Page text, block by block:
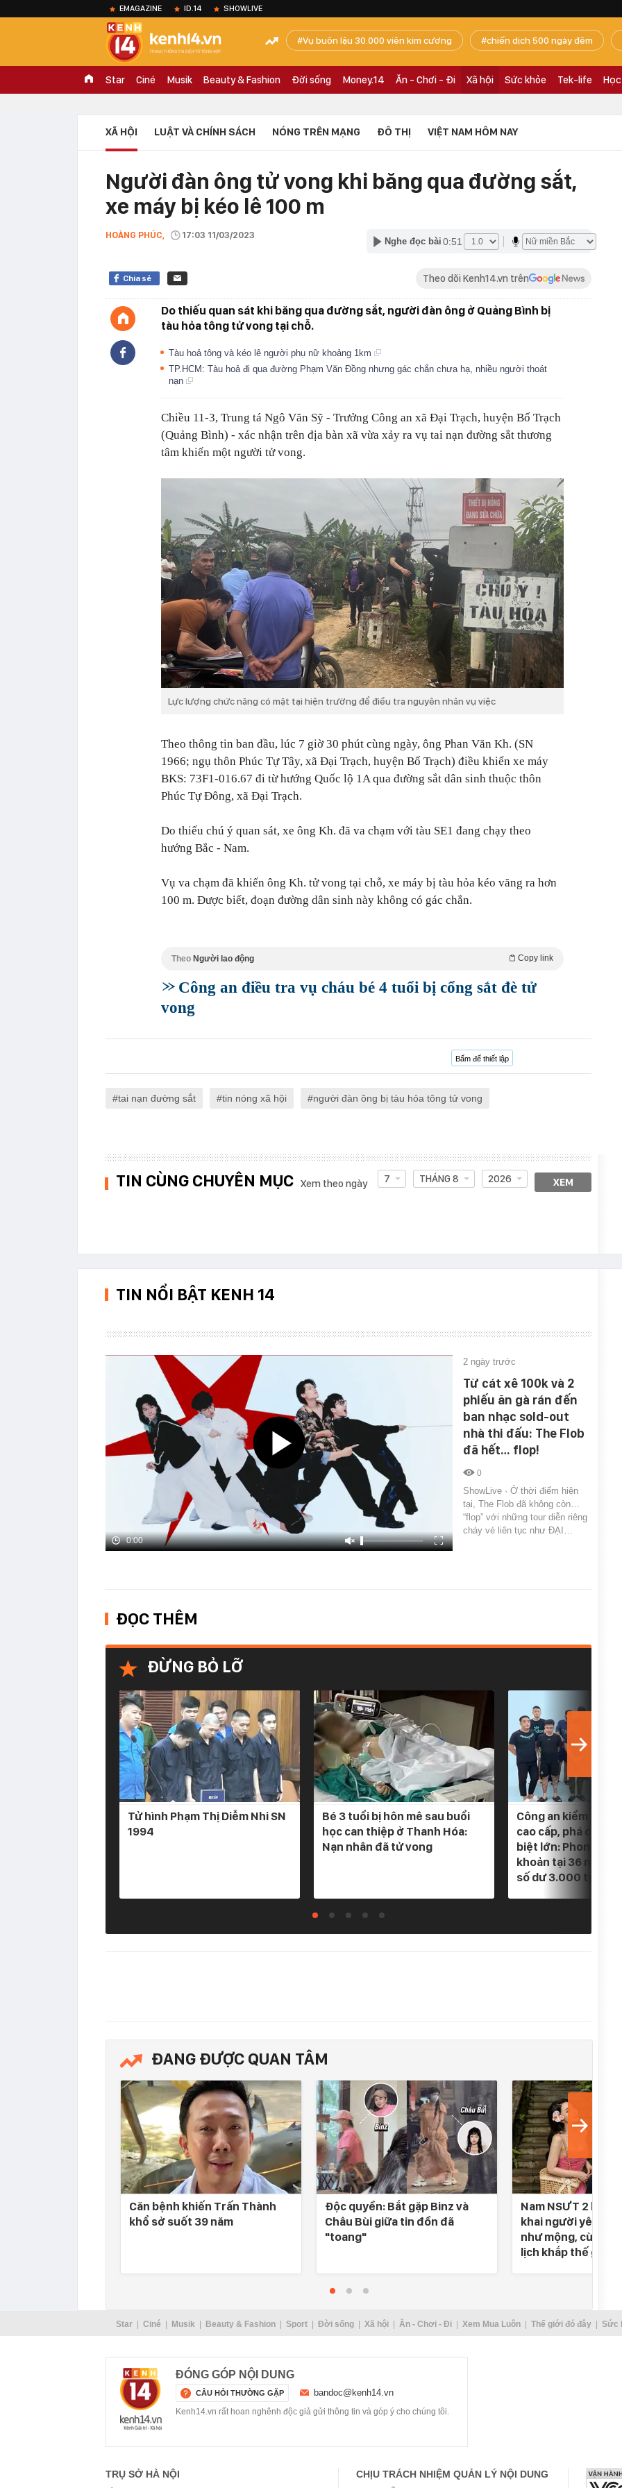
EMAGAZINE ID.14 SHOWLIVE
Vụ buôn lậu 30.000 viên kim cương chiến dịch 500 ngày đêm
Star Ciné Musik Beauty & Fashion Đời sống Money.14 Ăn - Chơi - Đi Xã hội Sức khỏe Tek-life
XÃ HỘI LUẬT VÀ CHÍNH SÁCH NÓNG TRÊN MẠNG ĐÔ THỊ VIỆT NAM HÔM NAY
Người đàn ông tử vong khi băng qua đường sắt,
xe máy bị kéo lê 100 m
HOÀNG PHÚC, 17:03 11/03/2023
Nghe đọc bài 0:51
Chia sẻ Theo dõi Kenh14.vn trên
Do thiếu quan sát khi băng qua đường sắt, người đàn ông ở Quảng Bình bị
tàu hỏa tông tử vong tại chỗ.
Tàu hoả tông và kéo lê người phụ nữ khoảng 1km
TP.HCM: Tàu hoả đi qua đường Phạm Văn Đồng nhưng gác chắn chưa hạ, nhiều người thoát
nạn
Chiều 11-3, Trung tá Ngô Văn Sỹ - Trưởng Công an xã Đại Trạch, huyện Bố Trạch
(Quảng Bình) - xác nhận trên địa bàn xã vừa xảy ra vụ tai nạn đường sắt thương
tâm khiến một người tử vong.
Lực lượng chức năng có mặt tại hiện trường để điều tra nguyên nhân vụ việc
Theo thông tin ban đầu, lúc 7 giờ 30 phút cùng ngày, ông Phan Văn Kh. (SN
1966; ngụ thôn Phúc Tự Tây, xã Đại Trạch, huyện Bố Trạch) điều khiển xe máy
BKS: 73F1-016.67 đi từ hướng Quốc lộ 1A qua đường sắt dân sinh thuộc thôn
Phúc Tự Đông, xã Đại Trạch.
Do thiếu chú ý quan sát, xe ông Kh. đã va chạm với tàu SE1 đang chạy theo
hướng Bắc - Nam.
Vụ va chạm đã khiến ông Kh. tử vong tại chỗ, xe máy bị tàu hỏa kéo văng ra hơn
100 m. Được biết, đoạn đường dân sinh này không có gác chắn.
Theo Người lao động Copy link
Công an điều tra vụ cháu bé 4 tuổi bị cổng sắt đè tử
vong
Bấm để thiết lập
tai nạn đường sắt tin nóng xã hội người đàn ông bị tàu hỏa tông tử vong
TIN CÙNG CHUYÊN MỤC Xem theo ngày 7 THÁNG 8 2026 XEM
TIN NỔI BẬT KENH 14
0:00
2 ngày trước
Từ cát xê 100k và 2
phiếu ăn gà rán đến
ban nhạc sold-out
nhà thi đấu: The Flob
đã hết… flop!
0
ShowLive · Ở thời điểm hiện
tại, The Flob đã không còn…
“flop” với những tour diễn riêng
cháy vé liên tục như ĐẠI…
ĐỌC THÊM
ĐỪNG BỎ LỠ
Tử hình Phạm Thị Diễm Nhi SN
1994
Bé 3 tuổi bị hôn mê sau buổi
học can thiệp ở Thanh Hóa:
Nạn nhân đã tử vong
Công an kiểm tra 5
cao cấp, phá
biệt lớn: Phong tỏa
khoản tại 36 ngân
số dư 3.000 tỷ
ĐANG ĐƯỢC QUAN TÂM
Căn bệnh khiến Trấn Thành
khổ sở suốt 39 năm
Độc quyền: Bắt gặp Binz và
Châu Bùi giữa tin đồn đã
"toang"
Nam NSƯT 2 lần
khai người yêu SN
như mộng, cùng
lịch khắp thế gian
Star Ciné Musik Beauty & Fashion Sport Đời sống Xã hội Ăn - Chơi - Đi Xem Mua Luôn Thế giới đó đây Sức
ĐÓNG GÓP NỘI DUNG
CÂU HỎI THƯỜNG GẶP bandoc@kenh14.vn
Kenh14.vn rất hoan nghênh độc giả gửi thông tin và góp ý cho chúng tôi.
TRỤ SỞ HÀ NỘI CHỊU TRÁCH NHIỆM QUẢN LÝ NỘI DUNG